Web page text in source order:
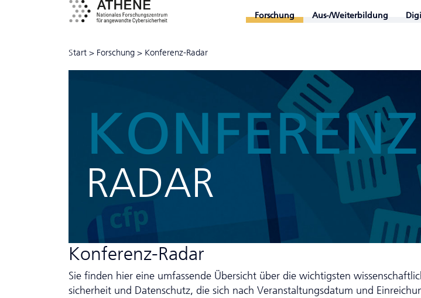
Forschung Aus-/Weiterbildung
Start > Forschung > Konferenz-Radar
KONFERENZ
RADAR
Konferenz-Radar
Sie finden hier eine umfassende Übersicht über die wichtigsten
sicher­heit und Da­ten­schutz, die sich nach Veranstaltungsdatum und